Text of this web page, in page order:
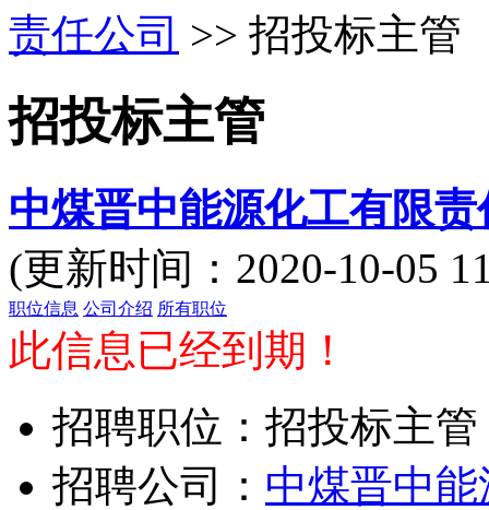
责任公司 >> 招投标主管
招投标主管
中煤晋中能源化工有限责
(更新时间：2020-10-05
职位信息 公司介绍 所有职位
此信息已经到期！
招聘职位：招投标主管
招聘公司： 中煤晋中